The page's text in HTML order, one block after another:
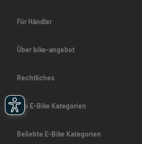
Für Händler
Über bike-angebot
Rechtliches
Top E-Bike Kategorien
Beliebte E-Bike Kategorien